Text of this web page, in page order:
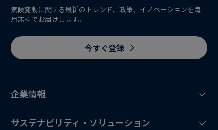
企業情報
サステナビリティ・ソリューション
気候変動に関する最新のトレンド、政策、イノベーションを毎
月無料でお届けします。
今すぐ登録